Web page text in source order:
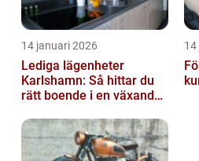
14 januari 2026
Lediga lägenheter
Karlshamn: Så hittar du
rätt boende i en växande
14